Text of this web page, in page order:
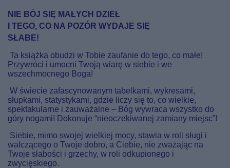
NIE BÓJ SIĘ MAŁYCH DZIEŁ
I TEGO, CO NA POZÓR WYDAJE SIĘ
SŁABE!
Ta książka obudzi w Tobie zaufanie do tego, co małe!
Przywróci i umocni Twoją wiarę w siebie i we
wszechmocnego Boga!
W świecie zafascynowanym tabelkami, wykresami,
słupkami, statystykami, gdzie liczy się to, co wielkie,
spektakularne i zauważalne – Bóg wywraca wszystko do
góry nogami! Dokonuje “nieoczekiwanej zamiany miejsc”!
Siebie, mimo swojej wielkiej mocy, stawia w roli sługi i
walczącego o Twoje dobro, a Ciebie, nie zważając na
Twoje słabości i grzechy, w roli odkupionego i
zwycięskiego.